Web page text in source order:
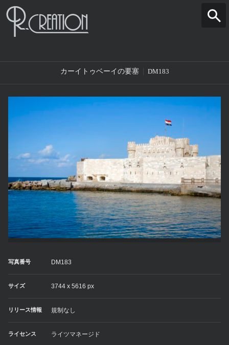
カーイトゥベーイの要塞 DM183
写真番号 DM183
サイズ 3744 x 5616 px
リリース情報 規制なし
ライセンス ライツマネージド